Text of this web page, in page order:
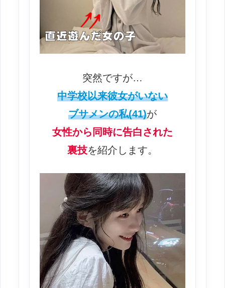
突然ですが…
中学校以来彼女がいない
ブサメンの私(41)が
女性から同時に告白された
裏技を紹介します。